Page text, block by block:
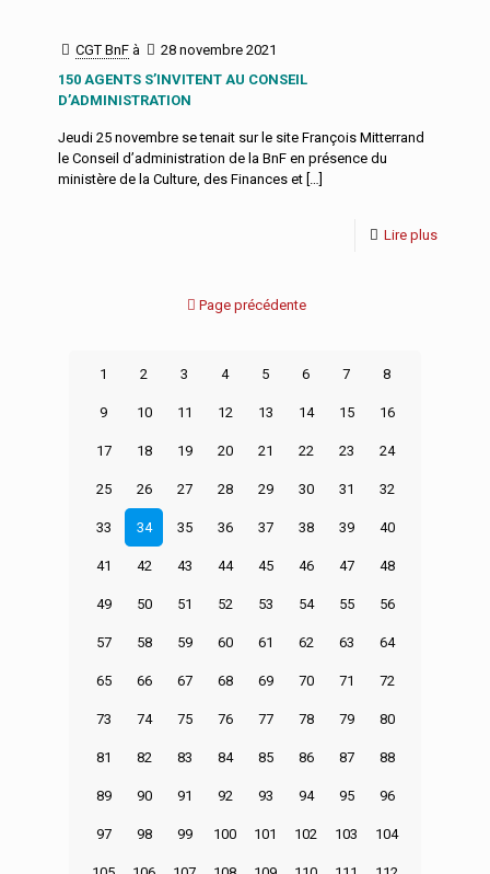
CGT BnF à
28 novembre 2021
150 AGENTS S’INVITENT AU CONSEIL
D’ADMINISTRATION
Jeudi 25 novembre se tenait sur le site François Mitterrand
le Conseil d’administration de la BnF en présence du
ministère de la Culture, des Finances et […]
Lire plus
Page précédente
1 2 3 4 5 6 7 8
9 10 11 12 13 14 15 16
17 18 19 20 21 22 23 24
25 26 27 28 29 30 31 32
33 34 35 36 37 38 39 40
41 42 43 44 45 46 47 48
49 50 51 52 53 54 55 56
57 58 59 60 61 62 63 64
65 66 67 68 69 70 71 72
73 74 75 76 77 78 79 80
81 82 83 84 85 86 87 88
89 90 91 92 93 94 95 96
97 98 99 100 101 102 103 104